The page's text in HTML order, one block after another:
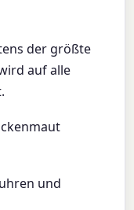
der größte
auf alle
und